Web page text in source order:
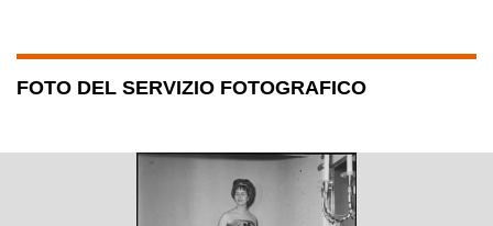
FOTO DEL SERVIZIO FOTOGRAFICO